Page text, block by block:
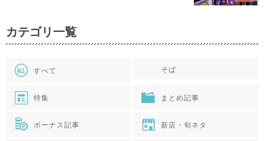
カテゴリ一覧
すべて そば
特集 まとめ記事
ボーナス記事 新店・旬ネタ